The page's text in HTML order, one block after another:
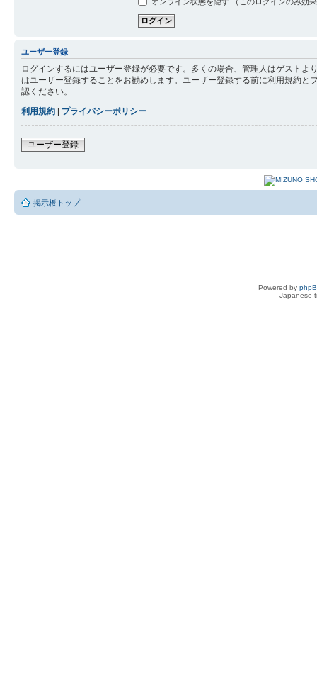
ユーザー登録
ログインするにはユーザー登録が必要です。多くの場合、管理人はゲスト
はユーザー登録することをお勧めします。ユーザー登録する前に利用規約
認ください。
利用規約 | プライバシーポリシー
ユーザー登録
掲示板トップ
Powered by
Japanese